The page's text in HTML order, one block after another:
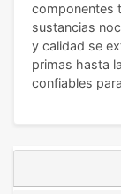
componentes
sustancias
y calidad se
primas hasta
confiables